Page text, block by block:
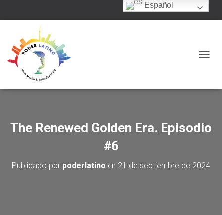
B
M
D
The Renewed Golden Era. Episodio
#6
Publicado por poderlatino en 21 de septiembre de 2024
Español